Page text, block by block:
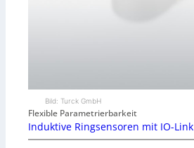
Bild: Turck GmbH
Flexible Parametrierbarkeit
Induktive Ringsensoren mit IO-Link